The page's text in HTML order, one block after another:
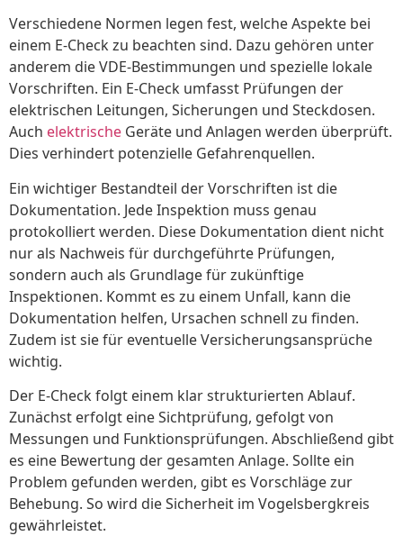
Verschiedene Normen legen fest, welche Aspekte bei
einem E-Check zu beachten sind. Dazu gehören unter
anderem die VDE-Bestimmungen und spezielle lokale
Vorschriften. Ein E-Check umfasst Prüfungen der
elektrischen Leitungen, Sicherungen und Steckdosen.
Auch elektrische Geräte und Anlagen werden überprüft.
Dies verhindert potenzielle Gefahrenquellen.
Ein wichtiger Bestandteil der Vorschriften ist die
Dokumentation. Jede Inspektion muss genau
protokolliert werden. Diese Dokumentation dient nicht
nur als Nachweis für durchgeführte Prüfungen,
sondern auch als Grundlage für zukünftige
Inspektionen. Kommt es zu einem Unfall, kann die
Dokumentation helfen, Ursachen schnell zu finden.
Zudem ist sie für eventuelle Versicherungsansprüche
wichtig.
Der E-Check folgt einem klar strukturierten Ablauf.
Zunächst erfolgt eine Sichtprüfung, gefolgt von
Messungen und Funktionsprüfungen. Abschließend gibt
es eine Bewertung der gesamten Anlage. Sollte ein
Problem gefunden werden, gibt es Vorschläge zur
Behebung. So wird die Sicherheit im Vogelsbergkreis
gewährleistet.